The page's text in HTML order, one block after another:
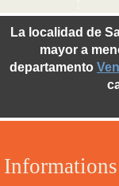
Informations
La localidad de
mayor a
departamento